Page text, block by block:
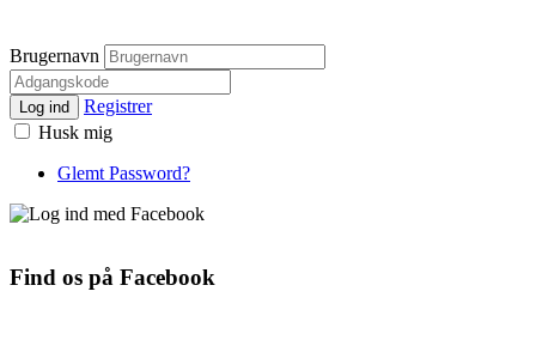
Brugernavn
Log ind
Registrer
Husk mig
Glemt Password?
Find os på Facebook